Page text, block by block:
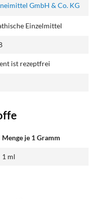
GmbH & Co. KG
Einzelmittel
ist rezeptfrei
Menge je 1 Gramm
1 ml